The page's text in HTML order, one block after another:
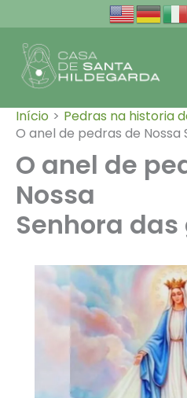
para
conteúdo
Início
Pedras na historia
O anel de pedras de Nossa
O anel de
Nossa
Senhora